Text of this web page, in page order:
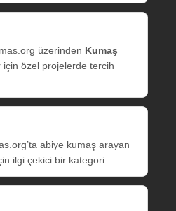
üzerinden Kumaş
için özel projelerde tercih
abiye kumaş arayan
ilgi çekici bir kategori.